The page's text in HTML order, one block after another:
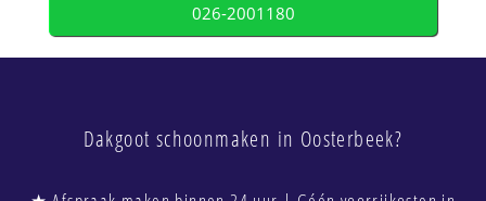
026-2001180
Dakgoot schoonmaken in Oosterbeek?